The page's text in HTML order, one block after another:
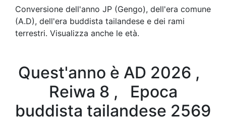
Conversione dell'anno JP (Gengo), dell'era comune
(A.D), dell'era buddista tailandese e dei rami
terrestri. Visualizza anche le età.
Quest'anno è AD 2026 ,
Reiwa 8 , Epoca
buddista tailandese 2569